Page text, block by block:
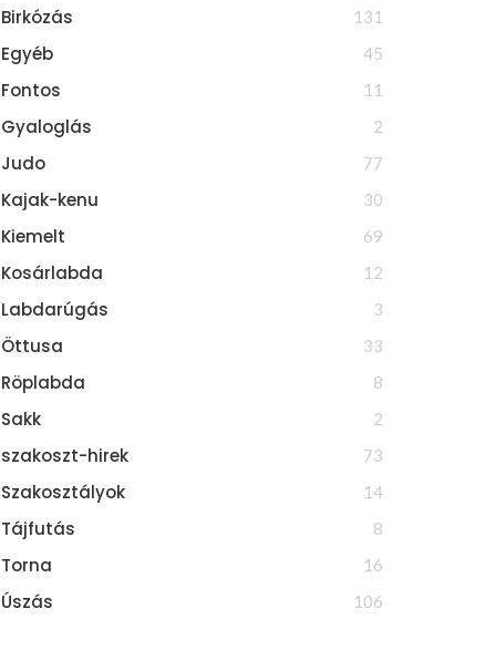
Birkózás 131
Egyéb 45
Fontos 11
Gyaloglás 2
Judo 77
Kajak-kenu 30
Kiemelt 69
Kosárlabda 12
Labdarúgás 3
Öttusa 33
Röplabda 8
Sakk 2
szakoszt-hirek 73
Szakosztályok 14
Tájfutás 8
Torna 16
Úszás 106